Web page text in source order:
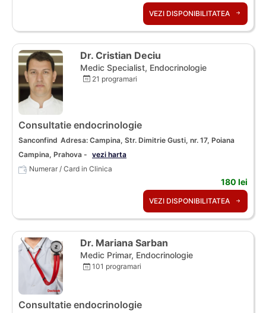
VEZI DISPONIBILITATEA
Dr. Cristian Deciu
Medic Specialist, Endocrinologie
21 programari
Consultatie endocrinologie
Sanconfind Adresa: Campina, Str. Dimitrie Gusti, nr. 17, Poiana
Campina, Prahova - vezi harta
Numerar / Card in Clinica
180 lei
VEZI DISPONIBILITATEA
Dr. Mariana Sarban
Medic Primar, Endocrinologie
101 programari
Consultatie endocrinologie